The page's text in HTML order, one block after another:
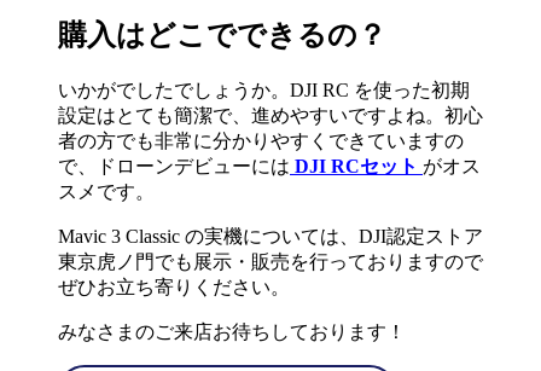
購入はどこでできるの？
いかがでしたでしょうか。DJI RC を使った初期
設定はとても簡潔で、進めやすいですよね。初心
者の方でも非常に分かりやすくできていますの
で、ドローンデビューには DJI RCセット がオス
スメです。
Mavic 3 Classic の実機については、DJI認定ストア
東京虎ノ門でも展示・販売を行っておりますので
ぜひお立ち寄りください。
みなさまのご来店お待ちしております！